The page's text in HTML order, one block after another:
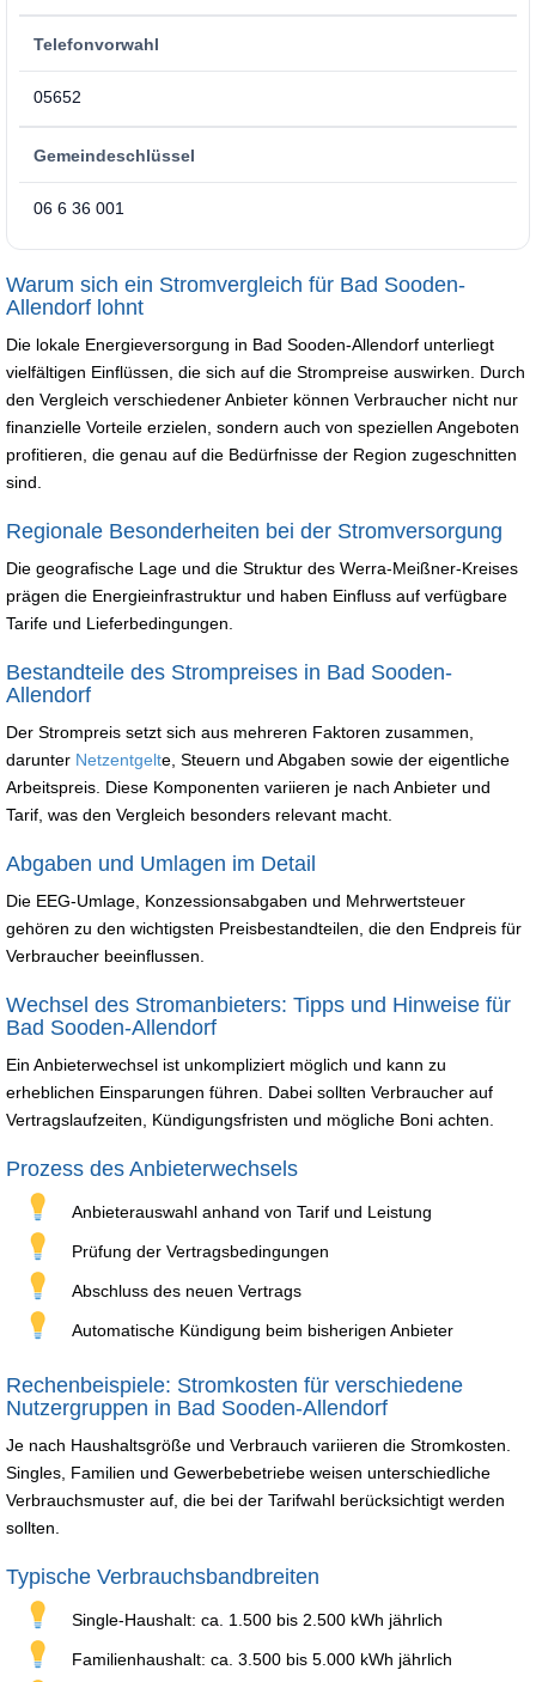
Telefonvorwahl
05652
Gemeindeschlüssel
06 6 36 001
Warum sich ein Stromvergleich für Bad Sooden-
Allendorf lohnt
Die lokale Energieversorgung in Bad Sooden-Allendorf unterliegt
vielfältigen Einflüssen, die sich auf die Strompreise auswirken. Durch
den Vergleich verschiedener Anbieter können Verbraucher nicht nur
finanzielle Vorteile erzielen, sondern auch von speziellen Angeboten
profitieren, die genau auf die Bedürfnisse der Region zugeschnitten
sind.
Regionale Besonderheiten bei der Stromversorgung
Die geografische Lage und die Struktur des Werra-Meißner-Kreises
prägen die Energieinfrastruktur und haben Einfluss auf verfügbare
Tarife und Lieferbedingungen.
Bestandteile des Strompreises in Bad Sooden-
Allendorf
Der Strompreis setzt sich aus mehreren Faktoren zusammen,
darunter Netzentgelte, Steuern und Abgaben sowie der eigentliche
Arbeitspreis. Diese Komponenten variieren je nach Anbieter und
Tarif, was den Vergleich besonders relevant macht.
Abgaben und Umlagen im Detail
Die EEG-Umlage, Konzessionsabgaben und Mehrwertsteuer
gehören zu den wichtigsten Preisbestandteilen, die den Endpreis für
Verbraucher beeinflussen.
Wechsel des Stromanbieters: Tipps und Hinweise für
Bad Sooden-Allendorf
Ein Anbieterwechsel ist unkompliziert möglich und kann zu
erheblichen Einsparungen führen. Dabei sollten Verbraucher auf
Vertragslaufzeiten, Kündigungsfristen und mögliche Boni achten.
Prozess des Anbieterwechsels
Anbieterauswahl anhand von Tarif und Leistung
Prüfung der Vertragsbedingungen
Abschluss des neuen Vertrags
Automatische Kündigung beim bisherigen Anbieter
Rechenbeispiele: Stromkosten für verschiedene
Nutzergruppen in Bad Sooden-Allendorf
Je nach Haushaltsgröße und Verbrauch variieren die Stromkosten.
Singles, Familien und Gewerbebetriebe weisen unterschiedliche
Verbrauchsmuster auf, die bei der Tarifwahl berücksichtigt werden
sollten.
Typische Verbrauchsbandbreiten
Single-Haushalt: ca. 1.500 bis 2.500 kWh jährlich
Familienhaushalt: ca. 3.500 bis 5.000 kWh jährlich